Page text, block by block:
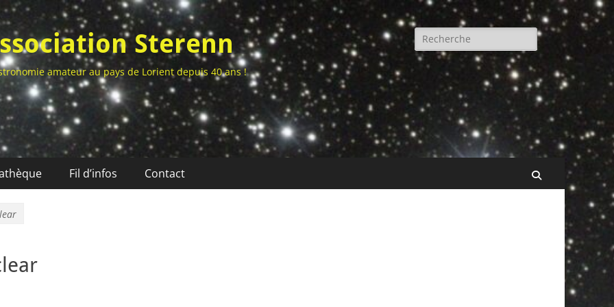
Sterenn
amateur au pays de Lorient depuis 40 ans !
Rechercher :
Fil d’infos Contact Recherche